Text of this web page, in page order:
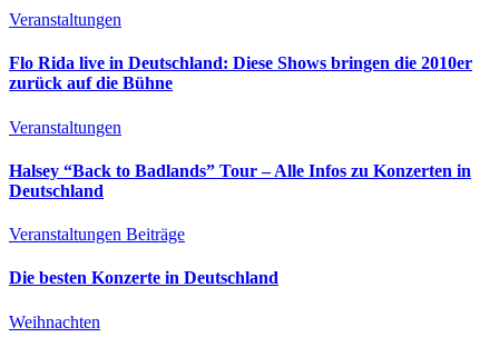
Veranstaltungen
Flo Rida live in Deutschland: Diese Shows bringen die 2010er
zurück auf die Bühne
Veranstaltungen
Halsey “Back to Badlands” Tour – Alle Infos zu Konzerten in
Deutschland
Veranstaltungen Beiträge
Die besten Konzerte in Deutschland
Weihnachten